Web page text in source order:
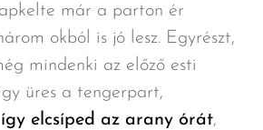
már a parton ér
okból is jó lesz. Egyrészt,
mindenki az előző esti
üres a tengerpart,
így elcsíped az arany órát,